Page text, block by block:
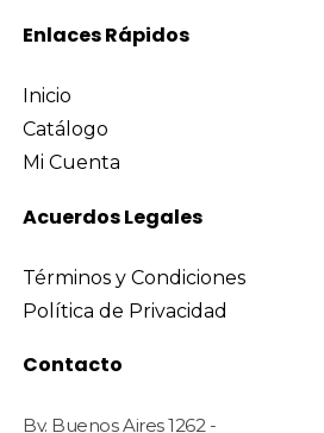
Línea Cofia
Línea Fundas Protectoras
Fundas Para Exterior
Línea Clásica
Enlaces Rápidos
Inicio
Catálogo
Mi Cuenta
Acuerdos Legales
Términos y Condiciones
Política de Privacidad
Contacto
Bv. Buenos Aires 1262 -